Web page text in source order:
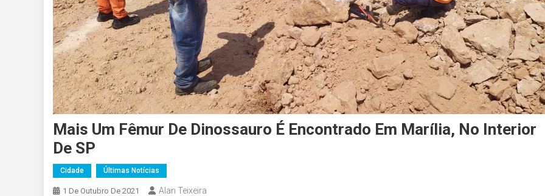
Mais Um Fêmur De Dinossauro É Encontrado Em Marília, No Interior
De SP
Cidade Últimas Notícias
1 De Outubro De 2021 Alan Teixeira